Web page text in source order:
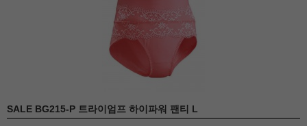
SALE BG215-P 트라이엄프 하이파워 팬티 L